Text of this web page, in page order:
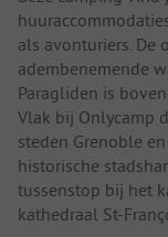
als avonturiers. De
adembenemende
Paragliden is
Vlak bij Onlycamp
steden Grenoble
historische
tussenstop bij het
kathedraal St-